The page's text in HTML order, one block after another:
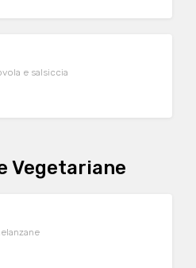
e salsiccia
Vegetariane